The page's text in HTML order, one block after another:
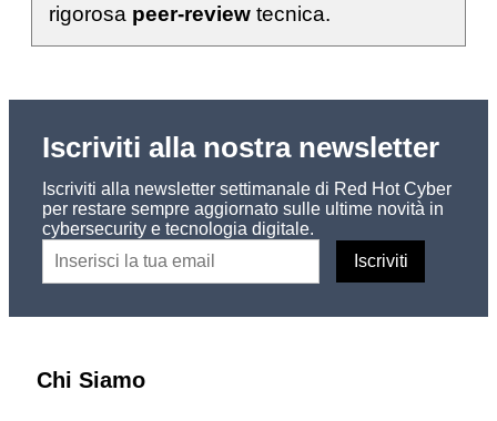
rigorosa peer-review tecnica.
Iscriviti alla nostra newsletter
Iscriviti alla newsletter settimanale di Red Hot Cyber
per restare sempre aggiornato sulle ultime novità in
cybersecurity e tecnologia digitale.
Chi Siamo